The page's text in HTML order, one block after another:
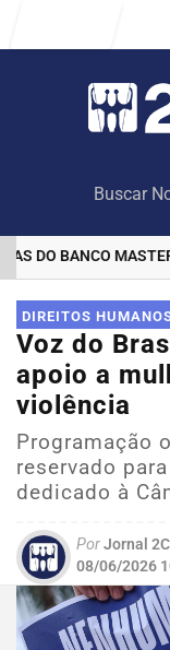
DO BANCO MASTER
EM ALTA
DIREITOS
Voz do
apoio a
violência
Programação
reservado
dedicado à
PorJornal
08/06/2026